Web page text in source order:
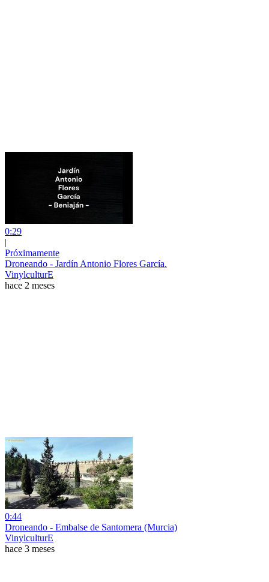
0:29
|
Próximamente
Droneando - Jardín Antonio Flores García.
VinylculturE
hace 2 meses
0:44
Droneando - Embalse de Santomera (Murcia)
VinylculturE
hace 3 meses